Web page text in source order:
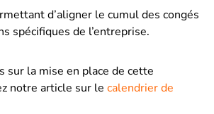
d’aligner le cumul des congés
spécifiques de l’entreprise.
sur la mise en place de cette
notre article sur le calendrier de